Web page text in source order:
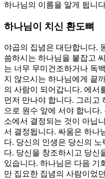
하나님의 이름을 알게 됩니
하나님이 치신 환도뼈
야곱의 집념은 대단합니다.
씀하시는 하나님을 붙잡고
는 너무 무미건조하거나 독
지 않으시는 하나님에게 끝
의 사람이 되어갑니다. 에서
먼저 만나야 합니다. 그리고
으로 원수 앞에 서야 합니다
소에서 결정되는 것이 아닙
서 결정됩니다. 싸움은 하나
다. 당신의 인생은 당신의 노
다. 당신을 창조하시고 당신
있습니다. 하나님은 다음 기
만 집요한 집념의 사람이었